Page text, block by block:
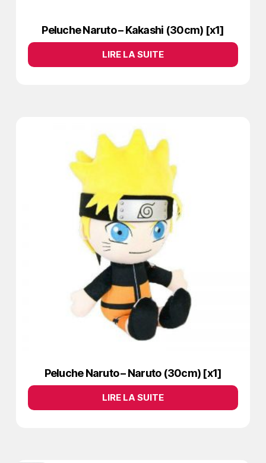
Peluche Naruto – Kakashi (30cm) [x1]
LIRE LA SUITE
Peluche Naruto – Naruto (30cm) [x1]
LIRE LA SUITE